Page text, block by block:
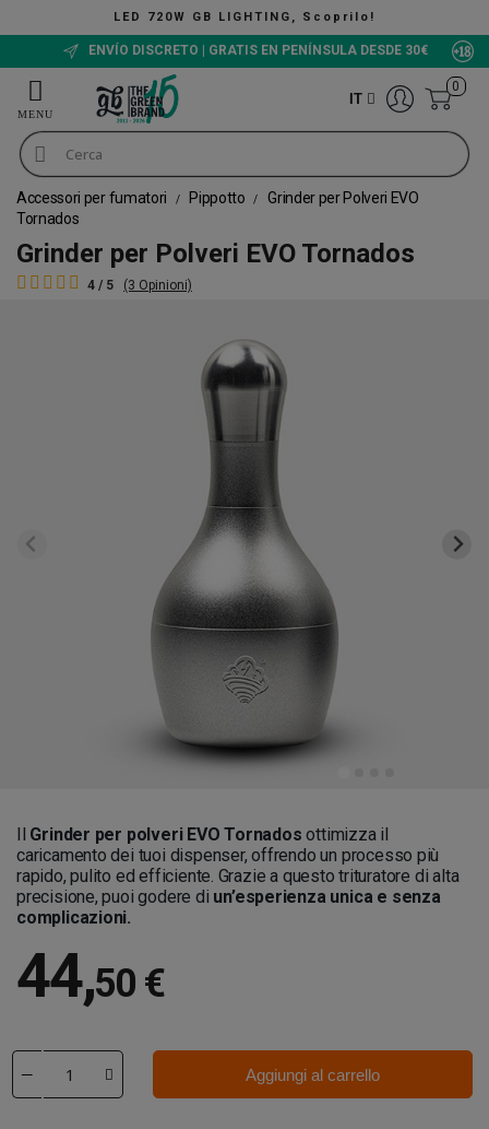
LED 720W GB LIGHTING, Scoprilo!
ENVÍO DISCRETO | GRATIS EN PENÍNSULA DESDE 30€
IT
0
Accessori per fumatori Pippotto
Grinder per Polveri EVO
Tornados
Grinder per Polveri EVO Tornados
4 / 5 (3 Opinioni)
Il Grinder per polveri EVO Tornados ottimizza il
caricamento dei tuoi dispenser, offrendo un processo più
rapido, pulito ed efficiente. Grazie a questo trituratore di alta
precisione, puoi godere di un’esperienza unica e senza
complicazioni.
44,50 €
Aggiungi al carrello